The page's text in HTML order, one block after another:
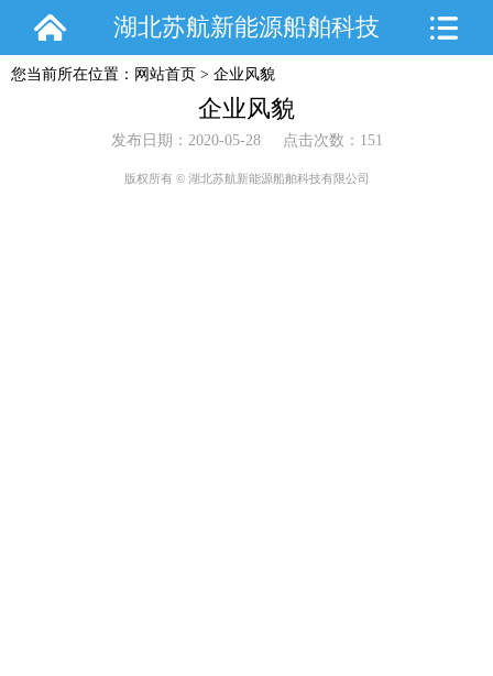
湖北苏航新能源船舶科技
有限公司
您当前所在位置： 网站首页 > 企业风貌
企业风貌
发布日期：2020-05-28 点击次数：151
版权所有 © 湖北苏航新能源船舶科技有限公司